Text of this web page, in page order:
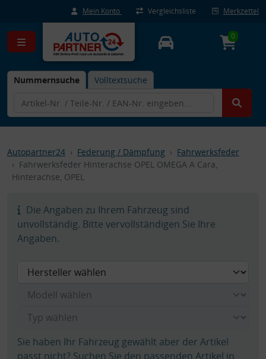
Mein Konto Vergleichsliste Merkzettel
Nummernsuche Volltextsuche
0
Autopartner24 Federung / Dämpfung
Fahrwerksfeder
Fahrwerksfeder Hinterachse OPEL OMEGA A Cara,
Hinterachse, OPEL
Die Angaben zu Ihrem Fahrzeug sind
unvollständig. Bitte vervollständigen Sie Ihre
Angaben.
Sie haben Ihr Fahrzeug gewählt aber der Artikel
passt nicht? Suchen Sie den passenden Artikel in